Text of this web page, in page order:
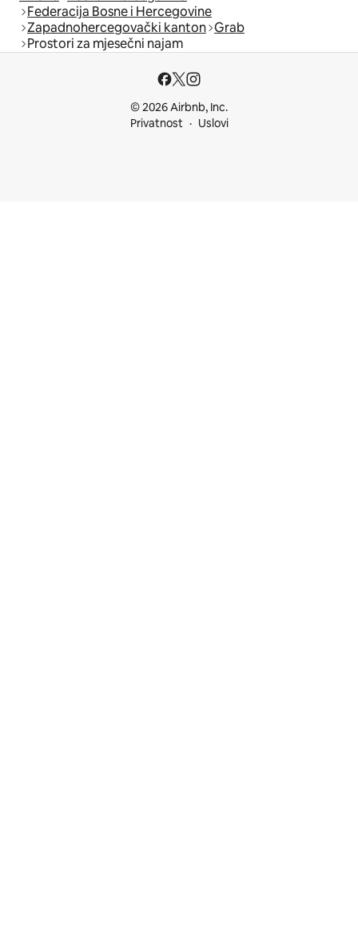
Federacija Bosne i Hercegovine
Zapadnohercegovački kanton Grab
Prostori za mjesečni najam
© 2026 Airbnb, Inc.
Privatnost
Uslovi